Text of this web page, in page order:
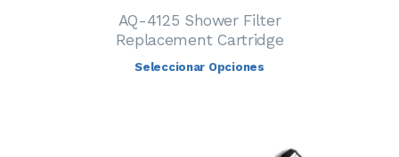
AQ-4125 Shower Filter
Replacement Cartridge
Seleccionar Opciones